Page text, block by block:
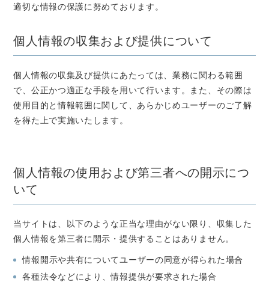
適切な情報の保護に努めております。
個人情報の収集および提供について
個人情報の収集及び提供にあたっては、業務に関わる範囲
で、公正かつ適正な手段を用いて行います。また、その際は
使用目的と情報範囲に関して、あらかじめユーザーのご了解
を得た上で実施いたします。
個人情報の使用および第三者への開示につ
いて
当サイトは、以下のような正当な理由がない限り、収集した
個人情報を第三者に開示・提供することはありません。
情報開示や共有についてユーザーの同意が得られた場合
各種法令などにより、情報提供が要求された場合